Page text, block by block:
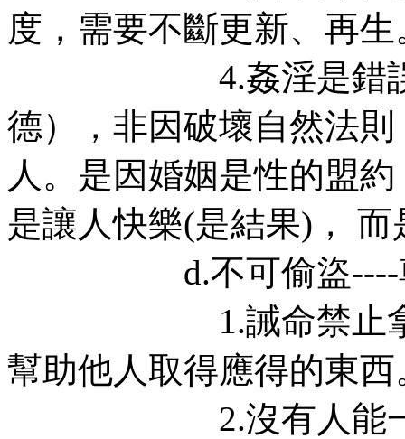
度，需要不斷更新、再生
4.姦淫是錯誤，非
德），非因破壞自然法
人。是因婚姻是性的盟
是讓人快樂(是結果)，
d.不可偷盜----尊
1.誡命禁止拿取別
幫助他人取得應得的東西
2.沒有人能一無所